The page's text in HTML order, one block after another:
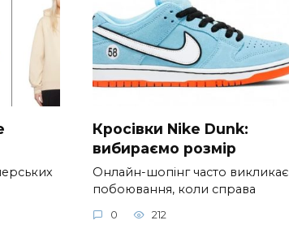
Кросівки Nike Dunk:
вибираємо розмір
Онлайн-шопінг часто викликає
побоювання, коли справа
0 212